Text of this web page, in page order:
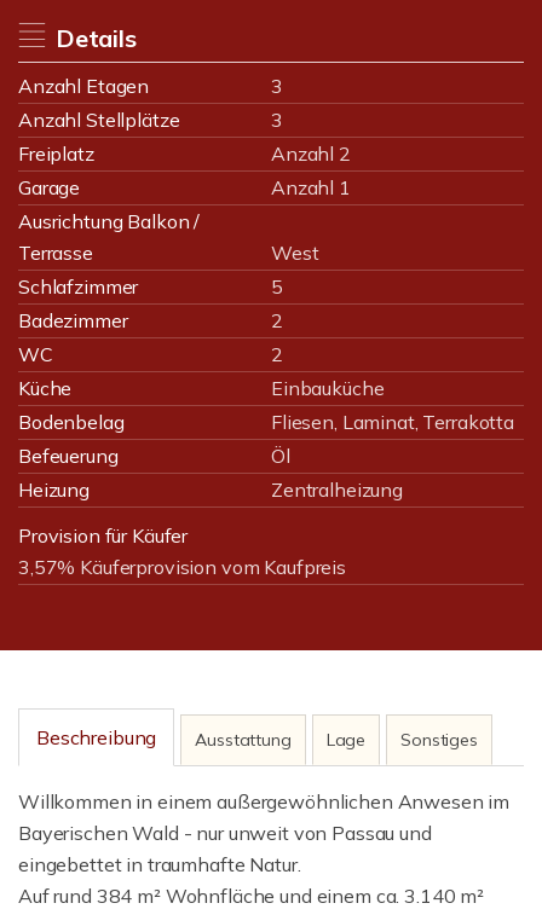
Details
Anzahl Etagen
3
Anzahl Stellplätze
3
Freiplatz
Anzahl 2
Garage
Anzahl 1
Ausrichtung Balkon /
Terrasse
West
Schlafzimmer
5
Badezimmer
2
WC
2
Küche
Einbauküche
Bodenbelag
Fliesen, Laminat, Terrakotta
Befeuerung
Öl
Heizung
Zentralheizung
Provision für Käufer
3,57% Käuferprovision vom Kaufpreis
Beschreibung Ausstattung Lage Sonstiges
Willkommen in einem außergewöhnlichen Anwesen im
Bayerischen Wald - nur unweit von Passau und
eingebettet in traumhafte Natur.
Auf rund 384 m² Wohnfläche und einem ca. 3.140 m²